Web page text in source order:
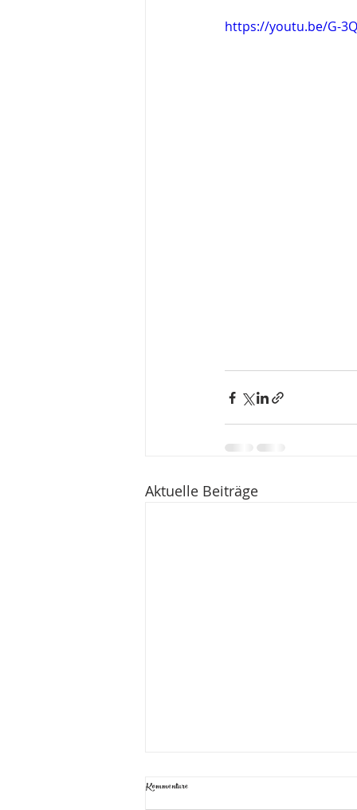
https://youtu.be/G-
Aktuelle Beiträge
Kommentare